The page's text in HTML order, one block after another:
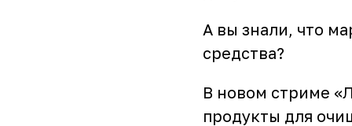
А вы знали, что
средства?
В новом стриме
продукты для